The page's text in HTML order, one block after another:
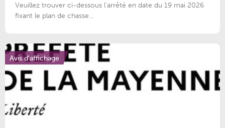
Veuillez trouver ci-dessous l’arrêté en date du 19 mai 2026
fixant le plan de chasse...
Avis d'affichage